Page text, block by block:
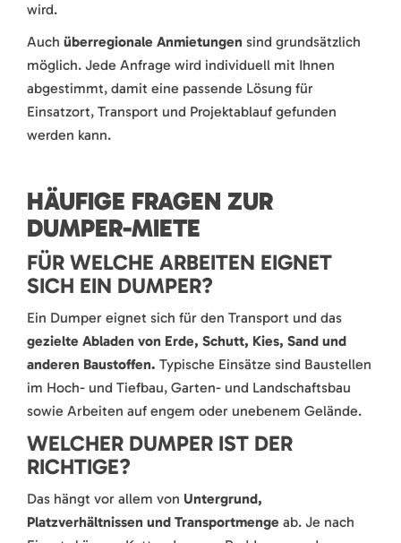
wird.
Auch überregionale Anmietungen sind grundsätzlich
möglich. Jede Anfrage wird individuell mit Ihnen
abgestimmt, damit eine passende Lösung für
Einsatzort, Transport und Projektablauf gefunden
werden kann.
HÄUFIGE FRAGEN ZUR
DUMPER-MIETE
FÜR WELCHE ARBEITEN EIGNET
SICH EIN DUMPER?
Ein Dumper eignet sich für den Transport und das
gezielte Abladen von Erde, Schutt, Kies, Sand und
anderen Baustoffen. Typische Einsätze sind Baustellen
im Hoch- und Tiefbau, Garten- und Landschaftsbau
sowie Arbeiten auf engem oder unebenem Gelände.
WELCHER DUMPER IST DER
RICHTIGE?
Das hängt vor allem von Untergrund,
Platzverhältnissen und Transportmenge ab. Je nach